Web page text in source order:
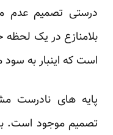
درستی تصمیم عدم
بلامنازع در یک
است که اینبار به
پایه های نادرست
تصمیم موجود است.